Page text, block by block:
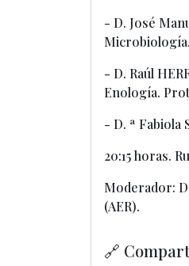
- D. José
- D. Raúl
Enología.
- D. ª Fabiola
20:15 horas.
Moderador:
(AER).
🔗